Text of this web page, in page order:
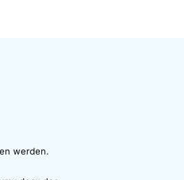
werden.